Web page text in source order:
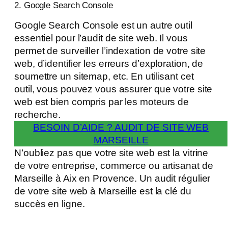
2. Google Search Console
Google Search Console est un autre outil
essentiel pour l’audit de site web. Il vous
permet de surveiller l’indexation de votre site
web, d’identifier les erreurs d’exploration, de
soumettre un sitemap, etc. En utilisant cet
outil, vous pouvez vous assurer que votre site
web est bien compris par les moteurs de
recherche.
BESOIN D’AIDE ? AUDIT DE SITE WEB
MARSEILLE
N’oubliez pas que votre site web est la vitrine
de votre entreprise, commerce ou artisanat de
Marseille à Aix en Provence. Un audit régulier
de votre site web à Marseille est la clé du
succès en ligne.